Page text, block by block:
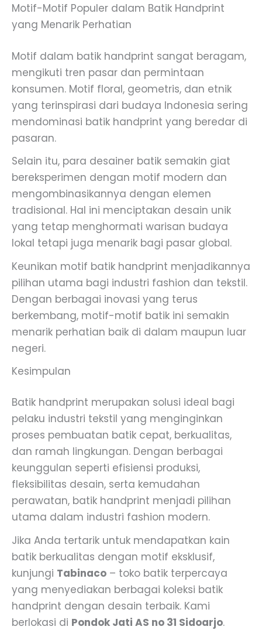
Motif-Motif Populer dalam Batik Handprint
yang Menarik Perhatian
Motif dalam batik handprint sangat beragam,
mengikuti tren pasar dan permintaan
konsumen. Motif floral, geometris, dan etnik
yang terinspirasi dari budaya Indonesia sering
mendominasi batik handprint yang beredar di
pasaran.
Selain itu, para desainer batik semakin giat
bereksperimen dengan motif modern dan
mengombinasikannya dengan elemen
tradisional. Hal ini menciptakan desain unik
yang tetap menghormati warisan budaya
lokal tetapi juga menarik bagi pasar global.
Keunikan motif batik handprint menjadikannya
pilihan utama bagi industri fashion dan tekstil.
Dengan berbagai inovasi yang terus
berkembang, motif-motif batik ini semakin
menarik perhatian baik di dalam maupun luar
negeri.
Kesimpulan
Batik handprint merupakan solusi ideal bagi
pelaku industri tekstil yang menginginkan
proses pembuatan batik cepat, berkualitas,
dan ramah lingkungan. Dengan berbagai
keunggulan seperti efisiensi produksi,
fleksibilitas desain, serta kemudahan
perawatan, batik handprint menjadi pilihan
utama dalam industri fashion modern.
Jika Anda tertarik untuk mendapatkan kain
batik berkualitas dengan motif eksklusif,
kunjungi Tabinaco – toko batik terpercaya
yang menyediakan berbagai koleksi batik
handprint dengan desain terbaik. Kami
berlokasi di Pondok Jati AS no 31 Sidoarjo.